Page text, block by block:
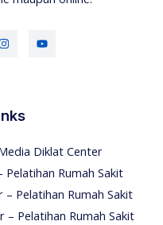
Diklat Center
Rumah Sakit
Pelatihan Rumah Sakit
Pelatihan Rumah Sakit